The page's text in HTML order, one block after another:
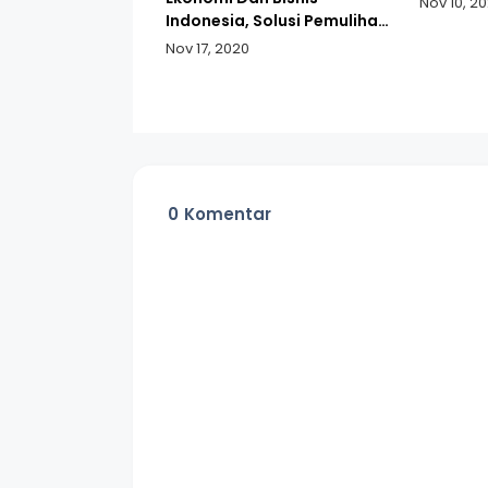
Indonesia, Solusi Pemulihan
Ekonomi Nasional Masa
Nov 17, 2020
0 Komentar